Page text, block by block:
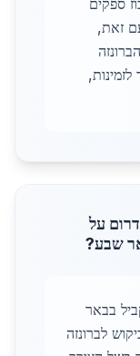
ספקים
זאת,
על
שבע?
בבאר
לברונזה